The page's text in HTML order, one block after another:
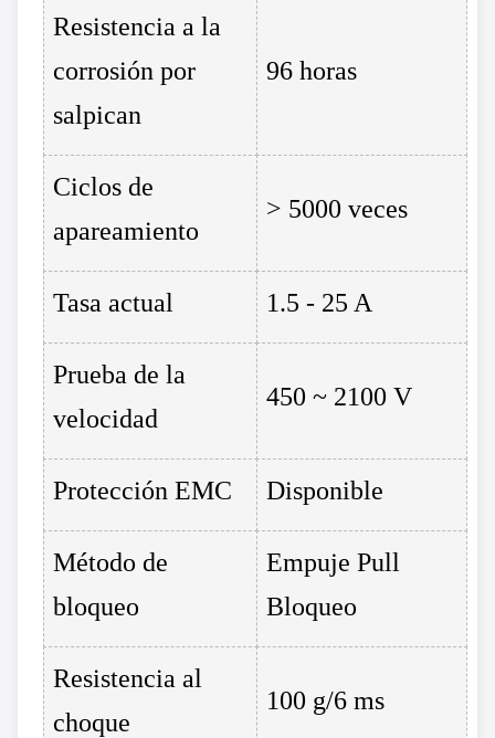
Resistencia a la
corrosión por
salpican
96 horas
Ciclos de
apareamiento
> 5000 veces
Tasa actual 1.5 - 25 A
Prueba de la
velocidad
450 ~ 2100 V
Protección EMC Disponible
Método de
bloqueo
Empuje Pull
Bloqueo
Resistencia al
choque
100 g/6 ms